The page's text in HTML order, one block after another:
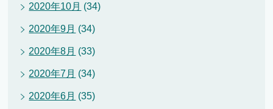
2020年10月 (34)
2020年9月 (34)
2020年8月 (33)
2020年7月 (34)
2020年6月 (35)